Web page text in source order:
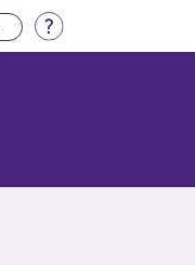
Aide